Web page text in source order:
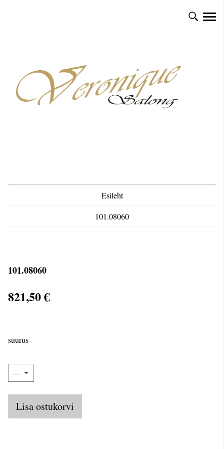
Esileht
101.08060
101.08060
821,50 €
suurus
Lisa ostukorvi